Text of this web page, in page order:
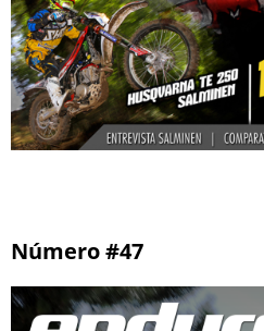
Número #47